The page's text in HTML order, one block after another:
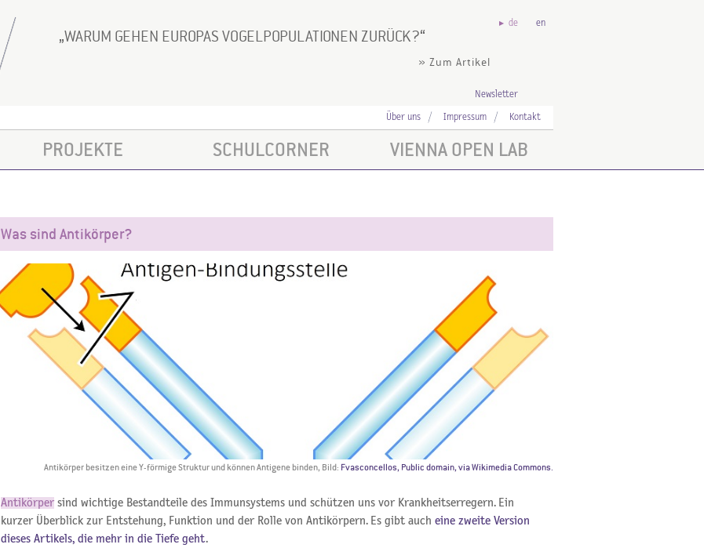
WARUM GEHEN EUROPAS VOGELPOPULATIONEN ZURÜCK?
» Zum Artikel
de en
Newsletter
Über uns Impressum Kontakt
PROJEKTE SCHULCORNER VIENNA OPEN LAB
Was sind Antikörper?
Antikörper besitzen eine Y-förmige Struktur und können Antigene binden, Bild: Fvasconcellos, Public domain, via Wikimedia Commons.
Antikörper sind wichtige Bestandteile des Immunsystems und schützen uns vor Krankheitserregern. Ein
kurzer Überblick zur Entstehung, Funktion und der Rolle von Antikörpern. Es gibt auch eine zweite Version
dieses Artikels, die mehr in die Tiefe geht.